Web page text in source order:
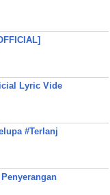
Lyric Vide
#Terlanj